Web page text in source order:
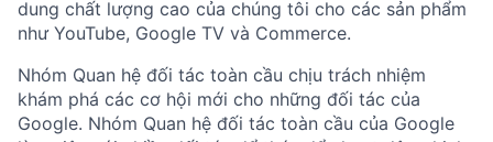
dung chất lượng cao của chúng tôi cho các sản phẩm
như YouTube, Google TV và Commerce.
Nhóm Quan hệ đối tác toàn cầu chịu trách nhiệm
khám phá các cơ hội mới cho những đối tác của
Google. Nhóm Quan hệ đối tác toàn cầu của Google